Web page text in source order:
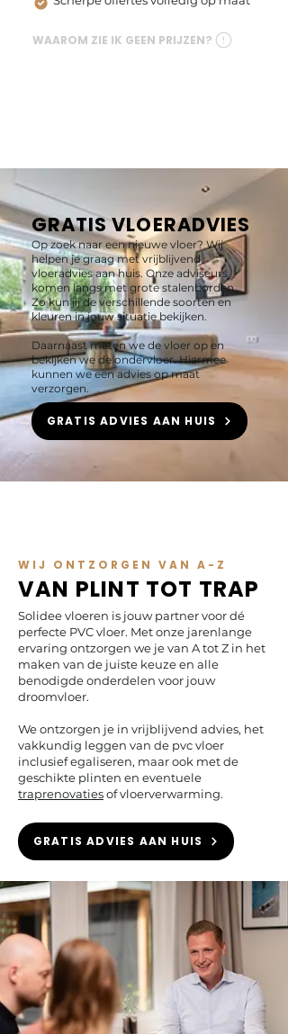
a great place to add more
WAAROM ZIE IK GEEN PRIJZEN?
GRATIS VLOERADVIES
Op zoek naar een nieuwe vloer? Wij
helpen je graag met vrijblijvend
vloeradvies aan huis. Onze adviseurs
komen langs met grote stalenborden.
Zo kun jij de verschillende soorten en
kleuren in jouw situatie bekijken.
Daarnaast meten we de vloer op en
bekijken we de ondervloer. Hiermee
kunnen we een advies op maat
verzorgen.
GRATIS ADVIES AAN HUIS
WIJ ONTZORGEN VAN A-Z
VAN PLINT TOT TRAP
Solidee vloeren is jouw partner voor dé
perfecte PVC vloer. Met onze jarenlange
ervaring ontzorgen we je van A tot Z in het
maken van de juiste keuze en alle
benodigde onderdelen voor jouw
droomvloer.
We ontzorgen je in vrijblijvend advies, het
vakkundig leggen van de pvc vloer
inclusief egaliseren, maar ook met de
geschikte plinten en eventuele
traprenovatiesof vloerverwarming.
GRATIS ADVIES AAN HUIS